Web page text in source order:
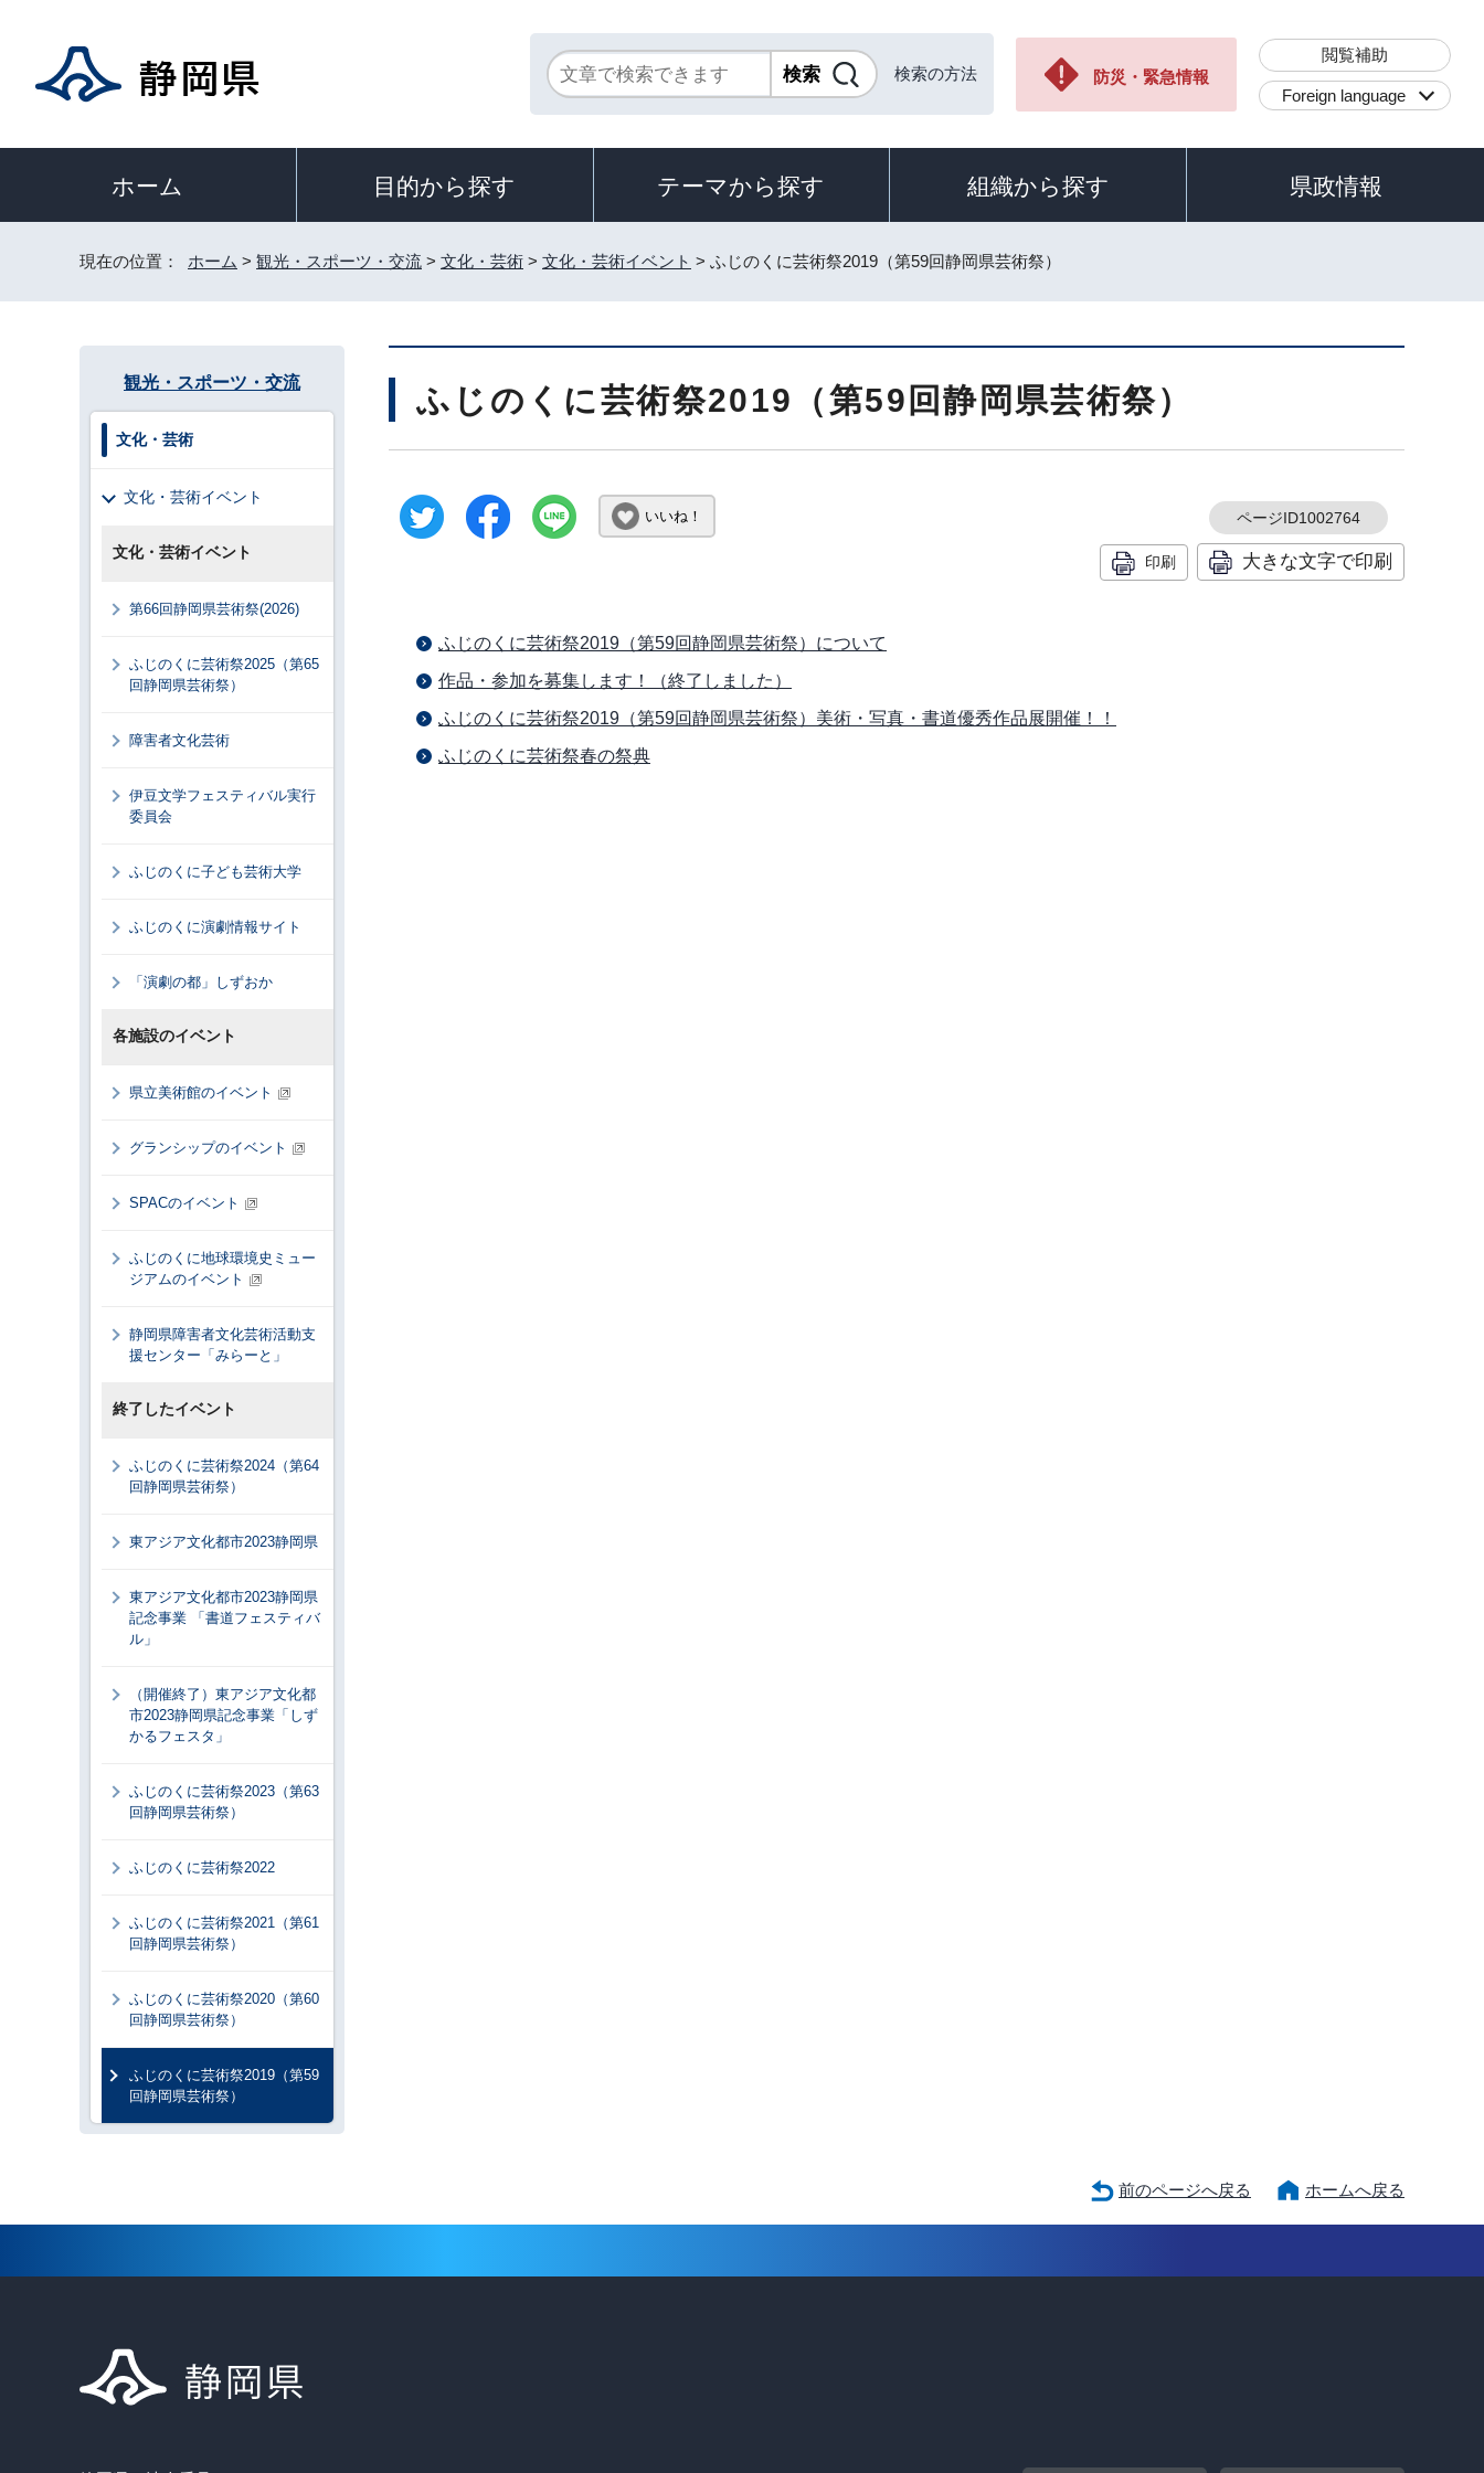
検索の方法 防災・緊急情報
閲覧補助
Foreign language
ホーム 目的から探す テーマから探す 組織から探す 県政情報
現在の位置： ホーム > 観光・スポーツ・交流 > 文化・芸術 > 文化・芸術イベント > ふじのくに芸術祭2019（第59回静岡県芸術祭）
ふじのくに芸術祭2019（第59回静岡県芸術祭）
いいね！ ページID1002764
印刷 大きな文字で印刷
ふじのくに芸術祭2019（第59回静岡県芸術祭）について
作品・参加を募集します！（終了しました）
ふじのくに芸術祭2019（第59回静岡県芸術祭）美術・写真・書道優秀作品展開催！！
ふじのくに芸術祭春の祭典
観光・スポーツ・交流
文化・芸術
文化・芸術イベント
文化・芸術イベント
第66回静岡県芸術祭(2026)
ふじのくに芸術祭2025（第65
回静岡県芸術祭）
障害者文化芸術
伊豆文学フェスティバル実行
委員会
ふじのくに子ども芸術大学
ふじのくに演劇情報サイト
「演劇の都」しずおか
各施設のイベント
県立美術館のイベント
グランシップのイベント
SPACのイベント
ふじのくに地球環境史ミュー
ジアムのイベント
静岡県障害者文化芸術活動支
援センター「みらーと」
終了したイベント
ふじのくに芸術祭2024（第64
回静岡県芸術祭）
東アジア文化都市2023静岡県
東アジア文化都市2023静岡県
記念事業 「書道フェスティバ
ル」
（開催終了）東アジア文化都
市2023静岡県記念事業「しず
かるフェスタ」
ふじのくに芸術祭2023（第63
回静岡県芸術祭）
ふじのくに芸術祭2022
ふじのくに芸術祭2021（第61
回静岡県芸術祭）
ふじのくに芸術祭2020（第60
回静岡県芸術祭）
ふじのくに芸術祭2019（第59
回静岡県芸術祭）
前のページへ戻る ホームへ戻る